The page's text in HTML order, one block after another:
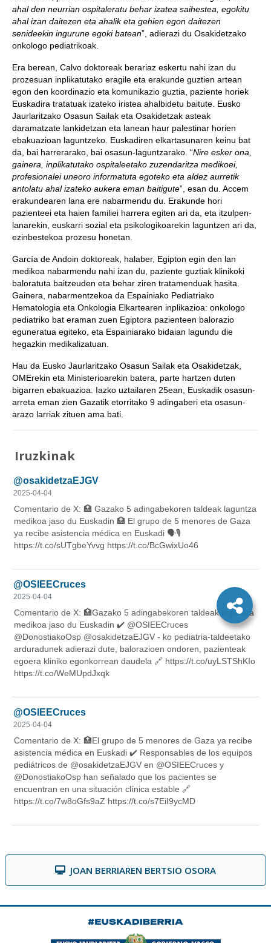
ahal den neurrian ospitaleratu behar izatea saihestea, egokitu
ahal izan daitezen eta ahalik eta gehien egon daitezen
senideekin ingurune egoki batean”, adierazi du Osakidetzako
onkologo pediatrikoak.
Era berean, Calvo doktoreak berariaz eskertu nahi izan du
prozesuan inplikatutako eragile eta erakunde guztien artean
egon den koordinazio eta komunikazio guztia, paziente horiek
Euskadira tratatuak izateko iristea ahalbidetu baitute. Eusko
Jaurlaritzako Osasun Sailak eta Osakidetzak asteak
daramatzate lankidetzan eta lanean haur palestinar horien
ebakuazioan laguntzeko. Euskadiren elkartasunaren keinu bat
da, bai harrerarako, bai osasun-laguntzarako. “Nire esker ona,
gainera, inplikatutako ospitaleetako zuzendaritza medikoei,
profesionalei uneoro informatuta egoteko eta aldez aurretik
antolatu ahal izateko aukera eman baitigute”, esan du. Accem
erakundearen lana ere nabarmendu du. Erakunde hori
pazienteei eta haien familiei harrera egiten ari da, eta itzulpen-
lanarekin, euskarri sozial eta psikologikoarekin laguntzen ari da,
ezinbestekoa prozesu honetan.
García de Andoin doktoreak, halaber, Egipton egin den lan
medikoa nabarmendu nahi izan du, paziente guztiak klinikoki
baloratuta baitzeuden eta behar ziren tratamenduak hasita.
Gainera, nabarmentzekoa da Espainiako Pediatriako
Hematologia eta Onkologia Elkartearen inplikazioa: onkologo
pediatriko bat eraman zuen Egiptora pazienteen balorazio
eguneratua egiteko, eta Espainiarako bidaian lagundu die
hegazkin medikalizatuan.
Hau da Eusko Jaurlaritzako Osasun Sailak eta Osakidetzak,
OMErekin eta Ministerioarekin batera, parte hartzen duten
bigarren ebakuazioa. Iazko uztailaren 25ean, Euskadik osasun-
arreta eman zien Gazatik etorritako 9 adingaberi eta osasun-
arazo larriak zituen ama bati.
Iruzkinak
JOAN BERRIAREN BERTSIO OSORA